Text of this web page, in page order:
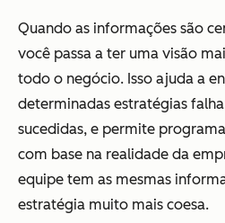
Quando as informações são
você passa a ter uma visão
todo o negócio. Isso ajuda a
determinadas estratégias
sucedidas, e permite
com base na realidade da
equipe tem as mesmas
estratégia muito mais coesa.